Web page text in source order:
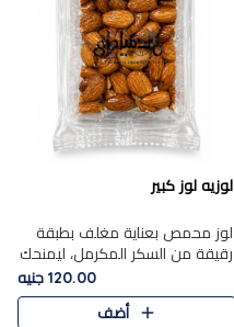
لوزيه لوز كبير
لوز محمص بعناية مغلف بطبقة
رقيقة من السكر المكرمل، ليمنحك
قرمشة راقية ونكهة غنية تبرز
فخامة اللوز في كل قطعة.
120.00 جنيه
أضف